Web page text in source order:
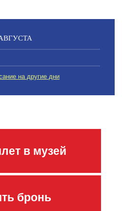
на другие дни
в музей
бронь